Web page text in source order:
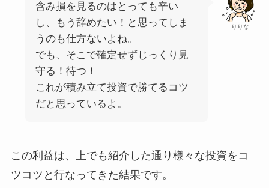
りりな
含み損を見るのはとっても辛い
し、もう辞めたい！と思ってしま
うのも仕方ないよね。
でも、そこで確定せずじっくり見
守る！待つ！
これが積み立て投資で勝てるコツ
だと思っているよ。
この利益は、上でも紹介した通り様々な投資をコ
ツコツと行なってきた結果です。